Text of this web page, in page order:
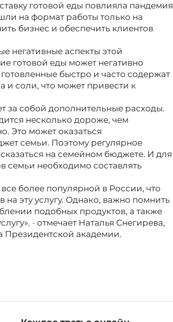
готовой еды повлияла пандемия
на формат работы только на
бизнес и обеспечить клиентов
негативные аспекты этой
готовой еды может негативно
быстро и часто содержат
и соли, что может привести к
за собой дополнительные расходы.
несколько дороже, чем
Это может оказаться
семьи. Поэтому регулярное
на семейном бюджете. И для
семьи необходимо составлять
более популярной в России, что
на эту услугу. Однако, важно помнить
подобных продуктов, а также
, - отмечает Наталья Снегирева,
Президентской академии.